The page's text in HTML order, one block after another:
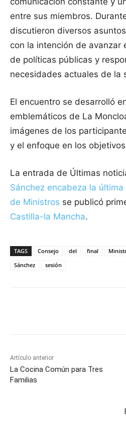
entre sus miembros.
discutieron diversos
con la intención de avanzar
de políticas públicas y
necesidades actuales de la
El encuentro se desarrolló
emblemáticos de La
imágenes de los
y el enfoque en los
La entrada de Últimas
Sánchez encabeza la
de Ministros se publicó
Castilla-la Mancha.
TAGS Consejo del final
Sánchez
sesión
Artículo anterior
La Cocina Común para Tres
Familias